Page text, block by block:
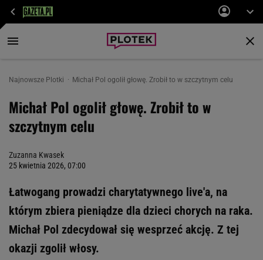
Najnowsze Plotki Michał Pol ogolił głowę. Zrobił to w szczytnym celu
Michał Pol ogolił głowę. Zrobił to w
szczytnym celu
Zuzanna Kwasek
25 kwietnia 2026, 07:00
Łatwogang prowadzi charytatywnego live'a, na
którym zbiera pieniądze dla dzieci chorych na raka.
Michał Pol zdecydował się wesprzeć akcję. Z tej
okazji zgolił włosy.